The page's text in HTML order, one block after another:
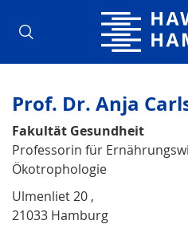
Hamburg
Prof. Dr. Anja
Fakultät Gesundheit
Professorin für
Ökotrophologie
Ulmenliet 20 ,
21033 Hamburg